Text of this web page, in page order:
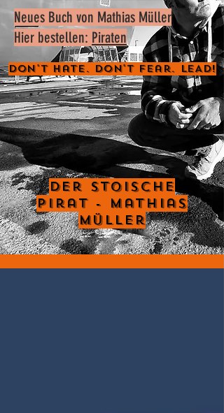
Neues Buch von Mathias Müller
Hier bestellen: Piraten
Don't Hate. Don't Fear. LEAD!
Der Stoische
Pirat - Mathias
Müller